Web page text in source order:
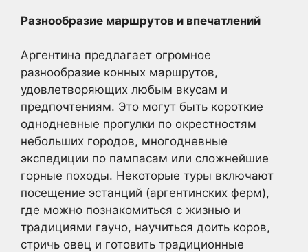
Разнообразие маршрутов и впечатлений
Аргентина предлагает огромное
разнообразие конных маршрутов,
удовлетворяющих любым вкусам и
предпочтениям. Это могут быть короткие
однодневные прогулки по окрестностям
небольших городов, многодневные
экспедиции по пампасам или сложнейшие
горные походы. Некоторые туры включают
посещение эстанций (аргентинских ферм),
где можно познакомиться с жизнью и
традициями гаучо, научиться доить коров,
стричь овец и готовить традиционные